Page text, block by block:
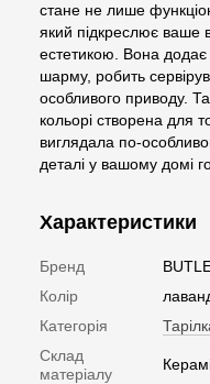
стане не лише
який підкреслює ваше
естетикою. Вона додає
шарму, робить
особливого приводу.
кольорі створена для
виглядала по-
деталі у вашому домі
Характеристики
Бренд
Колір
Категорія
Склад
матеріалу